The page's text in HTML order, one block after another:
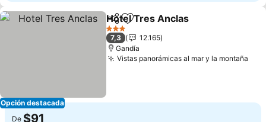
Opción destacada
CompartirAgregar a favoritos
Hotel Tres Anclas
3 Estrellas
7,3
12.165
Gandía
Vistas panorámicas al mar y la montaña
De $91